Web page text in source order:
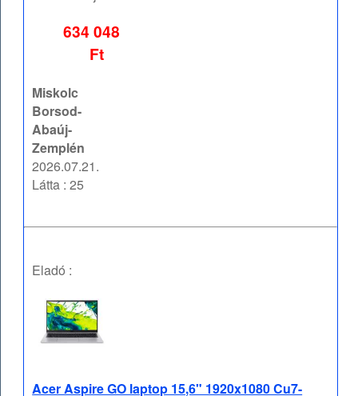
634 048
Ft
Miskolc
Borsod-
Abaúj-
Zemplén
2026.07.21.
Látta : 25
Eladó :
Acer Aspire GO laptop 15,6" 1920x1080 Cu7-